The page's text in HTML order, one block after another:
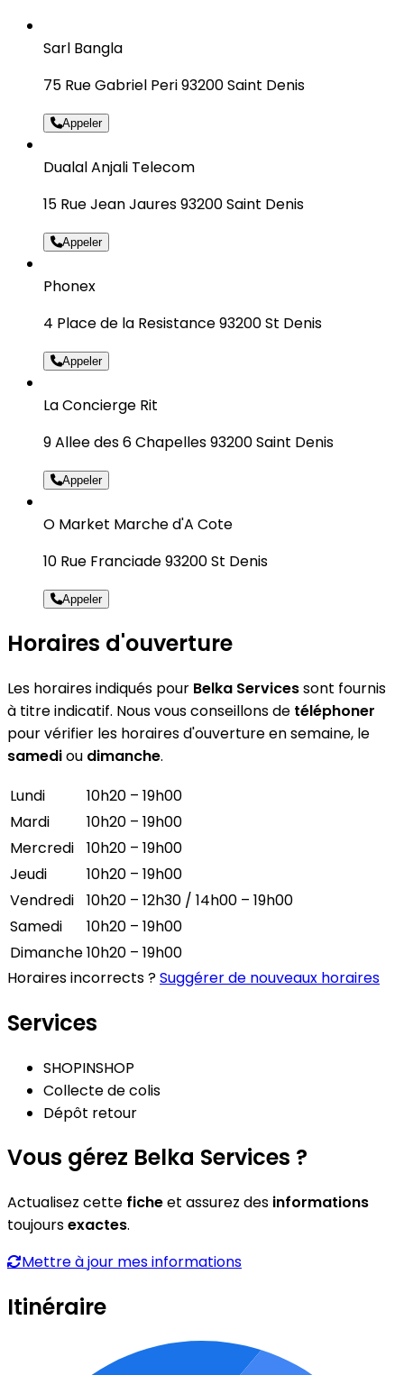
Sarl Bangla
75 Rue Gabriel Peri 93200 Saint Denis
Appeler
Dualal Anjali Telecom
15 Rue Jean Jaures 93200 Saint Denis
Appeler
Phonex
4 Place de la Resistance 93200 St Denis
Appeler
La Concierge Rit
9 Allee des 6 Chapelles 93200 Saint Denis
Appeler
O Market Marche d'A Cote
10 Rue Franciade 93200 St Denis
Appeler
Horaires d'ouverture
Les horaires indiqués pour Belka Servicessont fournis
à titre indicatif. Nous vous conseillons de téléphoner
pour vérifier les horaires d'ouverture en semaine, le
samediou dimanche.
Lundi
10h20 – 19h00
Mardi
10h20 – 19h00
Mercredi
10h20 – 19h00
Jeudi
10h20 – 19h00
Vendredi
10h20 – 12h30 / 14h00 – 19h00
Samedi
10h20 – 19h00
Dimanche10h20 – 19h00
Horaires incorrects ?Suggérer de nouveaux horaires
Services
SHOPINSHOP
Collecte de colis
Dépôt retour
Vous gérez Belka Services ?
Actualisez cette ficheet assurez des informations
toujoursexactes.
Mettre à jour mes informations
Itinéraire